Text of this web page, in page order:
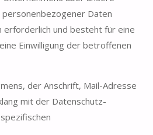
Daten
und besteht für eine
Einwilligung der betroffenen
der Anschrift, Mail-Adresse
mit der Datenschutz-